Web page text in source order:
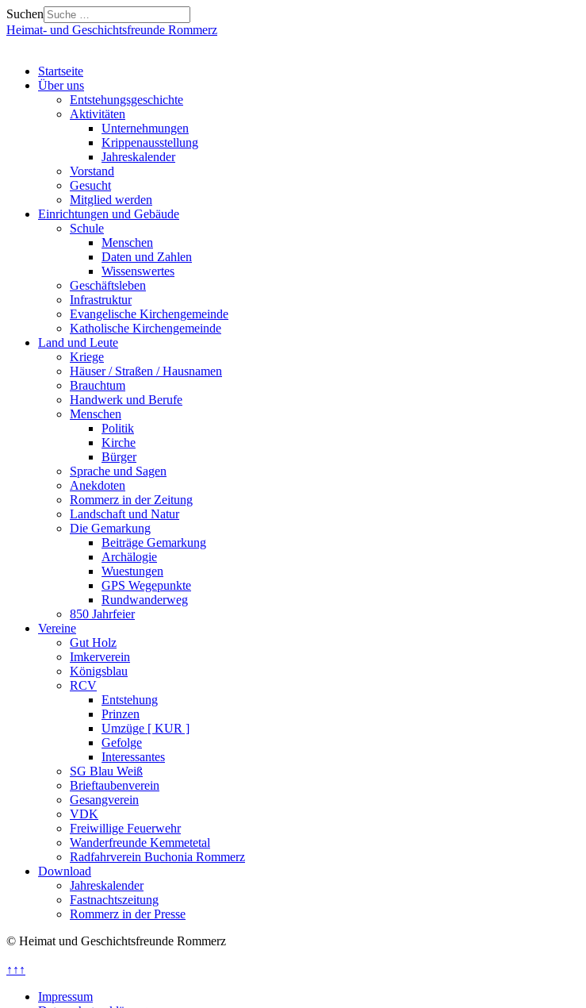
Suchen
Heimat- und Geschichtsfreunde Rommerz
Startseite
Über uns
Entstehungsgeschichte
Aktivitäten
Unternehmungen
Krippenausstellung
Jahreskalender
Vorstand
Gesucht
Mitglied werden
Einrichtungen und Gebäude
Schule
Menschen
Daten und Zahlen
Wissenswertes
Geschäftsleben
Infrastruktur
Evangelische Kirchengemeinde
Katholische Kirchengemeinde
Land und Leute
Kriege
Häuser / Straßen / Hausnamen
Brauchtum
Handwerk und Berufe
Menschen
Politik
Kirche
Bürger
Sprache und Sagen
Anekdoten
Rommerz in der Zeitung
Landschaft und Natur
Die Gemarkung
Beiträge Gemarkung
Archälogie
Wuestungen
GPS Wegepunkte
Rundwanderweg
850 Jahrfeier
Vereine
Gut Holz
Imkerverein
Königsblau
RCV
Entstehung
Prinzen
Umzüge [ KUR ]
Gefolge
Interessantes
SG Blau Weiß
Brieftaubenverein
Gesangverein
VDK
Freiwillige Feuerwehr
Wanderfreunde Kemmetetal
Radfahrverein Buchonia Rommerz
Download
Jahreskalender
Fastnachtszeitung
Rommerz in der Presse
© Heimat und Geschichtsfreunde Rommerz
↑↑↑
Impressum